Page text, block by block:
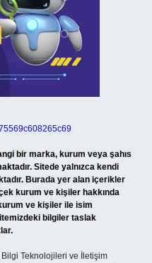
bir marka, kurum veya şahıs
Sitede yalnızca kendi
Burada yer alan içerikler
kurum ve kişiler hakkında
ve kişiler ile isim
bilgiler taslak
Teknolojileri ve İletişim